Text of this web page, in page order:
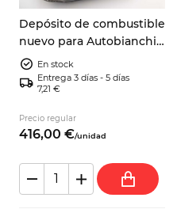
Depósito de combustible
nuevo para Autobianchi
A112, todas las versiones
En stock
Entrega 3 días - 5 días
7,21 €
Precio regular
416,00 €/unidad